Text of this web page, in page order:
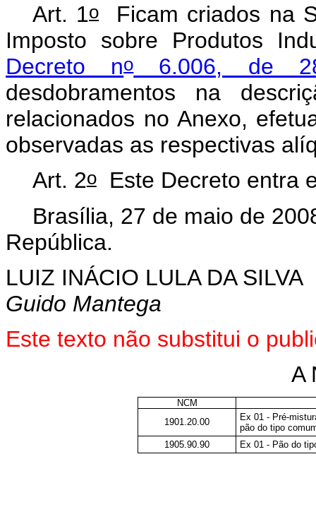
Art. 1oFicam criados na
Imposto sobre Produtos
Decreto no6.006, de
desdobramentos na
relacionados no Anexo,
observadas as respectivas
Art. 2oEste Decreto entra
Brasília, 27 de maio de
República.
LUIZ INÁCIO LULA DA SILVA
Guido Mantega
Este texto não substitui o
A
NCM
1901.20.00
Ex 01 - Pré-
pão do tipo
1905.90.90
Ex 01 - Pão do